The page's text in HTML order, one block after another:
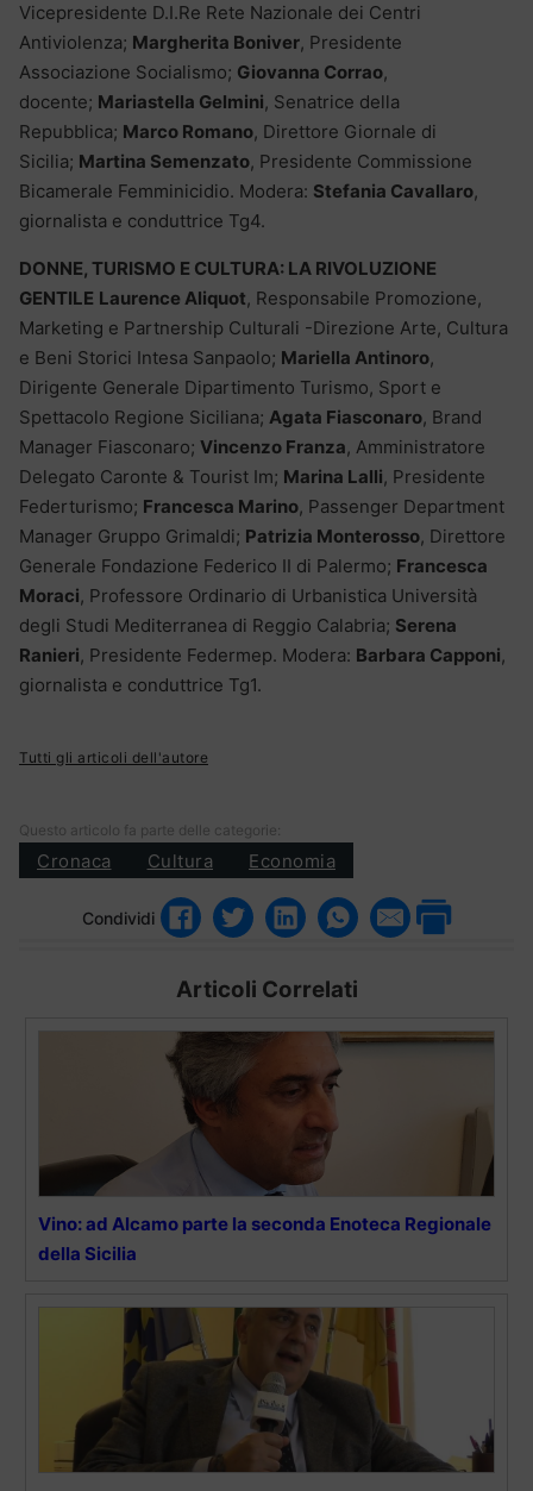
Vicepresidente D.I.Re Rete Nazionale dei Centri
Antiviolenza; Margherita Boniver, Presidente
Associazione Socialismo; Giovanna Corrao,
docente; Mariastella Gelmini, Senatrice della
Repubblica; Marco Romano, Direttore Giornale di
Sicilia; Martina Semenzato, Presidente Commissione
Bicamerale Femminicidio. Modera: Stefania Cavallaro,
giornalista e conduttrice Tg4.
DONNE, TURISMO E CULTURA: LA RIVOLUZIONE
GENTILE Laurence Aliquot, Responsabile Promozione,
Marketing e Partnership Culturali -Direzione Arte, Cultura
e Beni Storici Intesa Sanpaolo; Mariella Antinoro,
Dirigente Generale Dipartimento Turismo, Sport e
Spettacolo Regione Siciliana; Agata Fiasconaro, Brand
Manager Fiasconaro; Vincenzo Franza, Amministratore
Delegato Caronte & Tourist Im; Marina Lalli, Presidente
Federturismo; Francesca Marino, Passenger Department
Manager Gruppo Grimaldi; Patrizia Monterosso, Direttore
Generale Fondazione Federico II di Palermo; Francesca
Moraci, Professore Ordinario di Urbanistica Università
degli Studi Mediterranea di Reggio Calabria; Serena
Ranieri, Presidente Federmep. Modera: Barbara Capponi,
giornalista e conduttrice Tg1.
Tutti gli articoli dell'autore
Questo articolo fa parte delle categorie:
Cronaca Cultura Economia
Condividi
Articoli Correlati
Vino: ad Alcamo parte la seconda Enoteca Regionale
della Sicilia